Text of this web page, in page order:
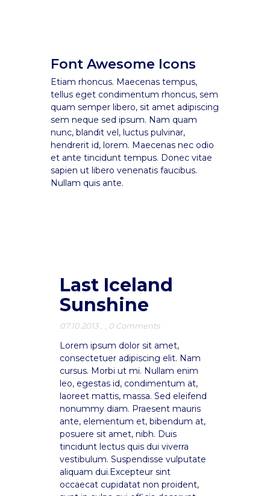
Font Awesome Icons
Etiam rhoncus. Maecenas tempus,
tellus eget condimentum rhoncus, sem
quam semper libero, sit amet adipiscing
sem neque sed ipsum. Nam quam
nunc, blandit vel, luctus pulvinar,
hendrerit id, lorem. Maecenas nec odio
et ante tincidunt tempus. Donec vitae
sapien ut libero venenatis faucibus.
Nullam quis ante.
Last Iceland
Sunshine
07.10.2013 0 Comments
Lorem ipsum dolor sit amet,
consectetuer adipiscing elit. Nam
cursus. Morbi ut mi. Nullam enim
leo, egestas id, condimentum at,
laoreet mattis, massa. Sed eleifend
nonummy diam. Praesent mauris
ante, elementum et, bibendum at,
posuere sit amet, nibh. Duis
tincidunt lectus quis dui viverra
vestibulum. Suspendisse vulputate
aliquam dui.Excepteur sint
occaecat cupidatat non proident,